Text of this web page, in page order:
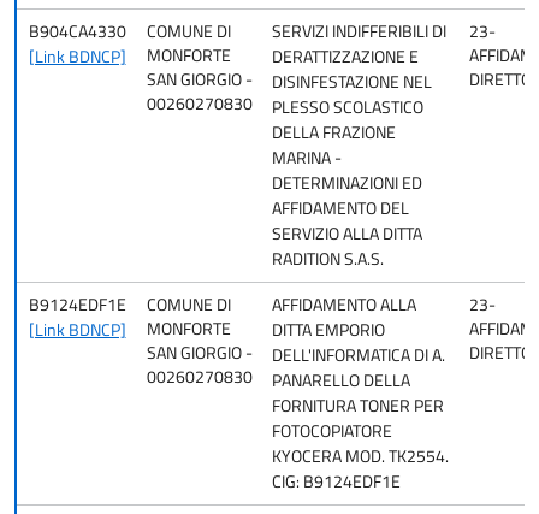
B904CA4330
[Link BDNCP]
COMUNE DI
MONFORTE
SAN GIORGIO -
00260270830
SERVIZI INDIFFERIBILI DI
DERATTIZZAZIONE E
DISINFESTAZIONE NEL
PLESSO SCOLASTICO
DELLA FRAZIONE
MARINA -
DETERMINAZIONI ED
AFFIDAMENTO DEL
SERVIZIO ALLA DITTA
RADITION S.A.S.
23-
DIRETTO
B9124EDF1E
[Link BDNCP]
COMUNE DI
MONFORTE
SAN GIORGIO -
00260270830
AFFIDAMENTO ALLA
DITTA EMPORIO
DELL'INFORMATICA DI A.
PANARELLO DELLA
FORNITURA TONER PER
FOTOCOPIATORE
KYOCERA MOD. TK2554.
CIG: B9124EDF1E
23-
DIRETTO